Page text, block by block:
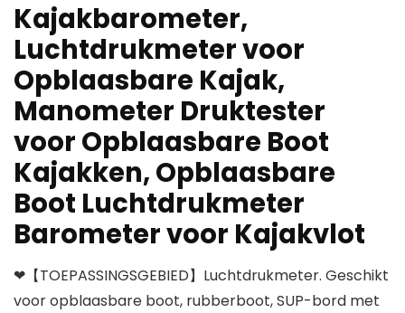
Kajakbarometer,
Luchtdrukmeter voor
Opblaasbare Kajak,
Manometer Druktester
voor Opblaasbare Boot
Kajakken, Opblaasbare
Boot Luchtdrukmeter
Barometer voor Kajakvlot
❤【TOEPASSINGSGEBIED】Luchtdrukmeter. Geschikt
voor opblaasbare boot, rubberboot, SUP-bord met